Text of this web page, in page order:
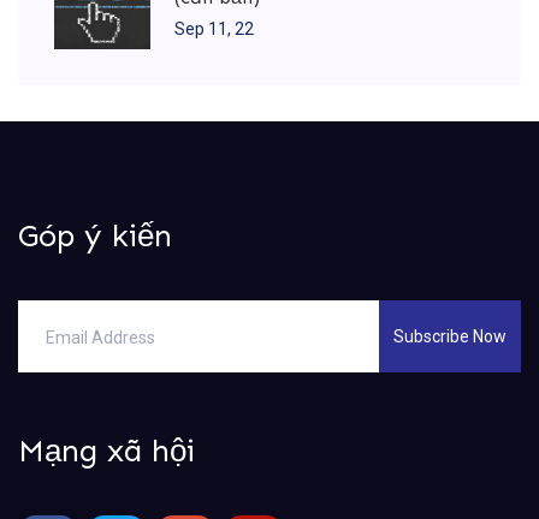
Sep 11, 22
Góp ý kiến
Subscribe Now
Mạng xã hội